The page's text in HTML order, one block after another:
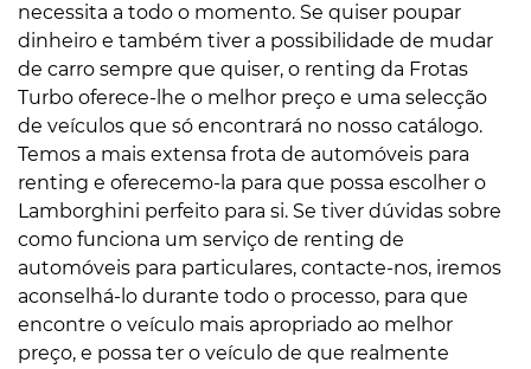
necessita a todo o momento. Se quiser poupar
dinheiro e também tiver a possibilidade de mudar
de carro sempre que quiser, o renting da Frotas
Turbo oferece-lhe o melhor preço e uma selecção
de veículos que só encontrará no nosso catálogo.
Temos a mais extensa frota de automóveis para
renting e oferecemo-la para que possa escolher o
Lamborghini perfeito para si. Se tiver dúvidas sobre
como funciona um serviço de renting de
automóveis para particulares, contacte-nos, iremos
aconselhá-lo durante todo o processo, para que
encontre o veículo mais apropriado ao melhor
preço, e possa ter o veículo de que realmente